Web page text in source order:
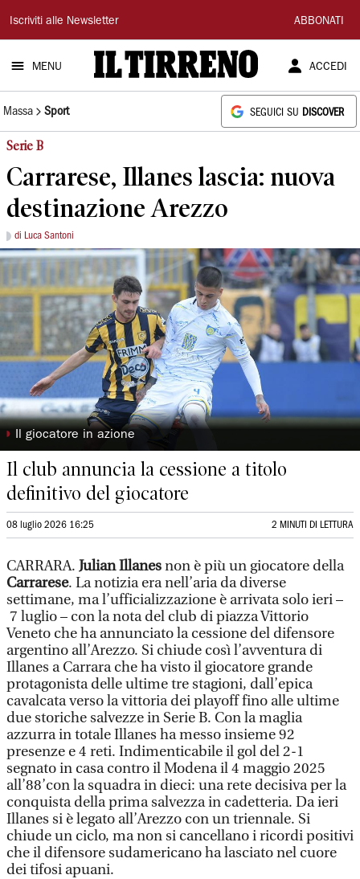
Il
Tirreno
Iscriviti alle Newsletter ABBONATI
MENU ACCEDI
Massa Sport SEGUICI SU DISCOVER
Serie B
Carrarese, Illanes lascia: nuova
destinazione Arezzo
di Luca Santoni
◗ Il giocatore in azione
Il club annuncia la cessione a titolo
definitivo del giocatore
08 luglio 2026 16:25 2 MINUTI DI LETTURA
CARRARA. Julian Illanesnon è più un giocatore della
Carrarese. La notizia era nell’aria da diverse
settimane, ma l’ufficializzazione è arrivata solo ieri –
7 luglio – con la nota del club di piazza Vittorio
Veneto che ha annunciato la cessione del difensore
argentino all’Arezzo. Si chiude così l’avventura di
Illanes a Carrara che ha visto il giocatore grande
protagonista delle ultime tre stagioni, dall’epica
cavalcata verso la vittoria dei playoff fino alle ultime
due storiche salvezze in Serie B. Con la maglia
azzurra in totale Illanes ha messo insieme 92
presenze e 4 reti. Indimenticabile il gol del 2-1
segnato in casa contro il Modena il 4 maggio 2025
all’88’con la squadra in dieci: una rete decisiva per la
conquista della prima salvezza in cadetteria. Da ieri
Illanes si è legato all’Arezzo con un triennale. Si
chiude un ciclo, ma non si cancellano i ricordi positivi
che il difensore sudamericano ha lasciato nel cuore
dei tifosi apuani.